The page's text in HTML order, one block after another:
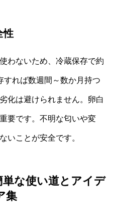
性
わないため、冷蔵保存で約
すれば数週間～数か月持つ
化は避けられません。卵白
要です。不明な匂いや変
いことが安全です。
な使い道とアイデ
集